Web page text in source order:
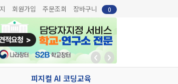
회원가입 주문조회 장바구니 0
피지컬 AI 코딩교육